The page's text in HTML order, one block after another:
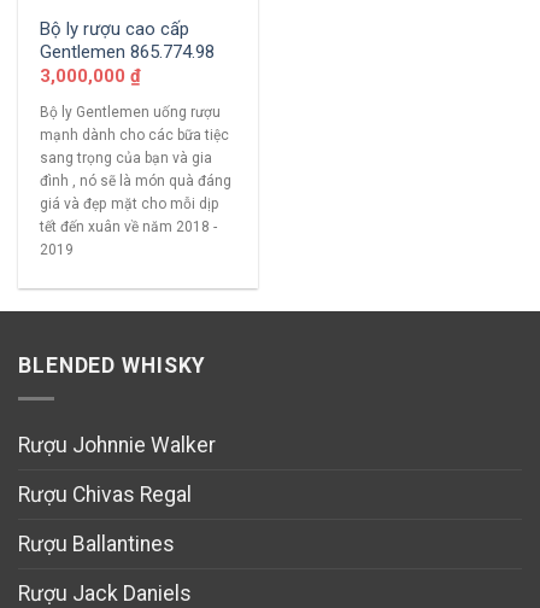
Bộ ly rượu cao cấp
Gentlemen 865.774.98
3,000,000 ₫
Bộ ly Gentlemen uống rượu
mạnh dành cho các bữa tiệc
sang trọng của bạn và gia
đình , nó sẽ là món quà đáng
giá và đẹp mặt cho mỗi dịp
tết đến xuân về năm 2018 -
2019
BLENDED WHISKY
Rượu Johnnie Walker
Rượu Chivas Regal
Rượu Ballantines
Rượu Jack Daniels